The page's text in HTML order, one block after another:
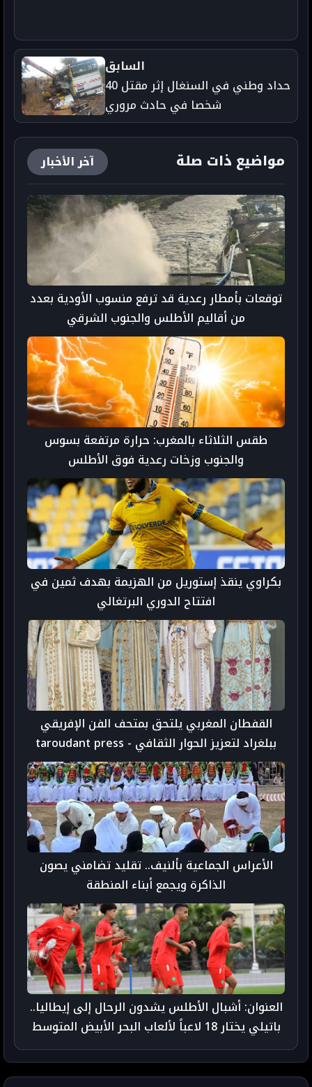
السابق
حداد وطني في السنغال إثر مقتل 40
شخصا في حادث مروري
مواضيع ذات صلة آخر الأخبار
توقعات بأمطار رعدية قد ترفع منسوب الأودية بعدد
من أقاليم الأطلس والجنوب الشرقي
طقس الثلاثاء بالمغرب: حرارة مرتفعة بسوس
والجنوب وزخات رعدية فوق الأطلس
بكراوي ينقذ إستوريل من الهزيمة بهدف ثمين في
افتتاح الدوري البرتغالي
القفطان المغربي يلتحق بمتحف الفن الإفريقي
ببلغراد لتعزيز الحوار الثقافي - taroudant press
الأعراس الجماعية بألنيف.. تقليد تضامني يصون
الذاكرة ويجمع أبناء المنطقة
العنوان: أشبال الأطلس يشدون الرحال إلى إيطاليا..
باتيلي يختار 18 لاعباً لألعاب البحر الأبيض المتوسط